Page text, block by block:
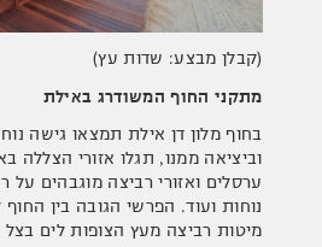
(קבלן מבצע: שדות עץ)
מתקני החוף המשודרג באילת
בחוף מלון דן אילת תמצאו גישה
וביציאה ממנו, תגלו אזורי הצללה
ערסלים ואזורי רביצה מוגבהים
נוחות ועוד. הפרשי הגובה בין החוף
מיטות רביצה מעץ הצופות לים